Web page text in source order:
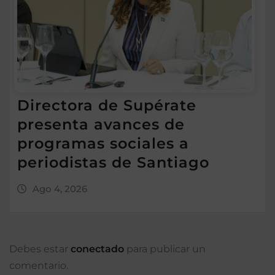
Directora de Supérate
presenta avances de
programas sociales a
periodistas de Santiago
Ago 4, 2026
Debes estar conectado para publicar un
comentario.